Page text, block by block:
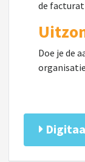
de
Doe je de